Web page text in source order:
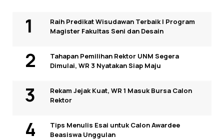
Raih Predikat Wisudawan Terbaik I Program
Magister Fakultas Seni dan Desain
Tahapan Pemilihan Rektor UNM Segera
Dimulai, WR 3 Nyatakan Siap Maju
Rekam Jejak Kuat, WR 1 Masuk Bursa Calon
Rektor
Tips Menulis Esai untuk Calon Awardee
Beasiswa Unggulan